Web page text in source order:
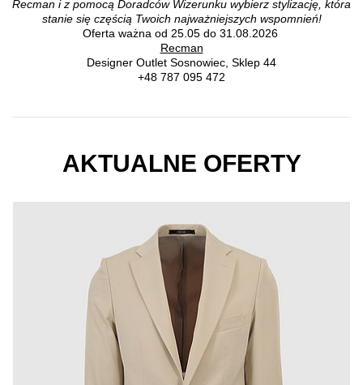
Recman i z pomocą Doradców Wizerunku wybierz stylizację, która
stanie się częścią Twoich najważniejszych wspomnień!
Oferta ważna od 25.05 do 31.08.2026
Recman
Designer Outlet Sosnowiec, Sklep 44
+48 787 095 472
AKTUALNE OFERTY